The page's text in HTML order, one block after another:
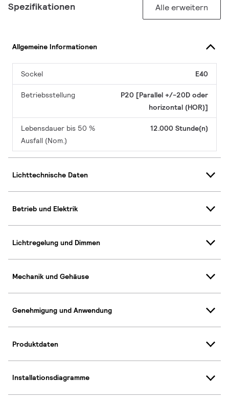
Spezifikationen Alle erweitern
Allgemeine Informationen
Sockel E40
Betriebsstellung
P20 [Parallel +/-20D oder
horizontal (HOR)]
Lebensdauer bis 50 %
Ausfall (Nom.)
12.000 Stunde(n)
Lichttechnische Daten
Betrieb und Elektrik
Lichtregelung und Dimmen
Mechanik und Gehäuse
Genehmigung und Anwendung
Produktdaten
Installationsdiagramme